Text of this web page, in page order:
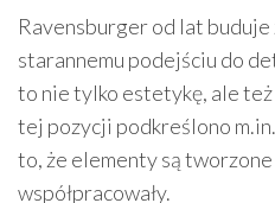
Ravensburger od lat buduje
starannemu podejściu do
to nie tylko estetykę, ale
tej pozycji podkreślono m.in.
to, że elementy są
współpracowały.